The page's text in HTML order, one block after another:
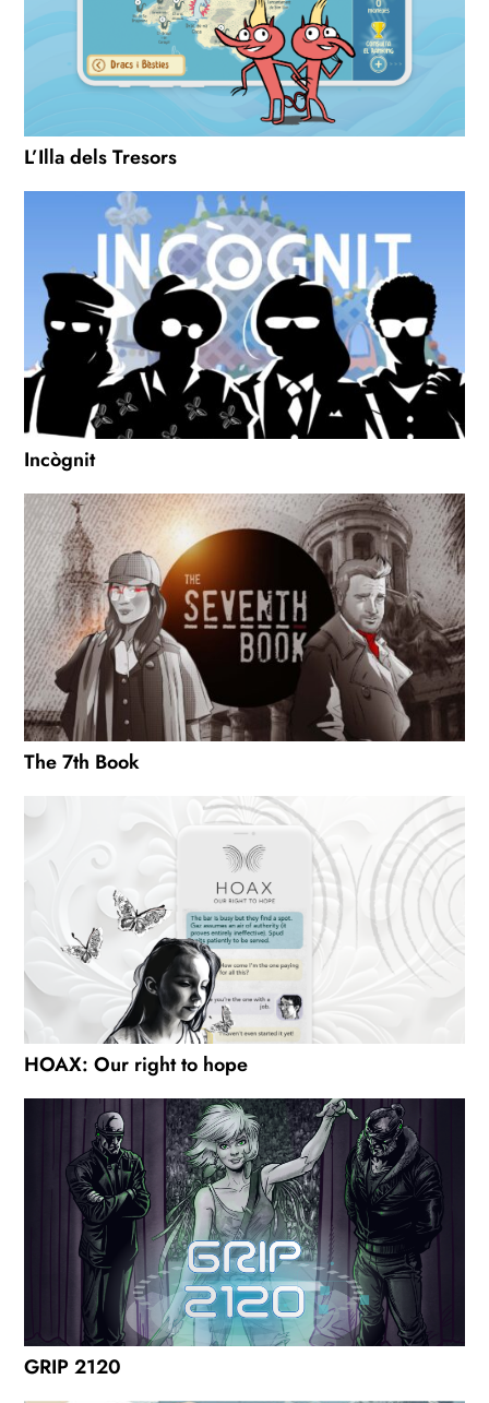
L’Illa dels Tresors
Incògnit
The 7th Book
HOAX: Our right to hope
GRIP 2120